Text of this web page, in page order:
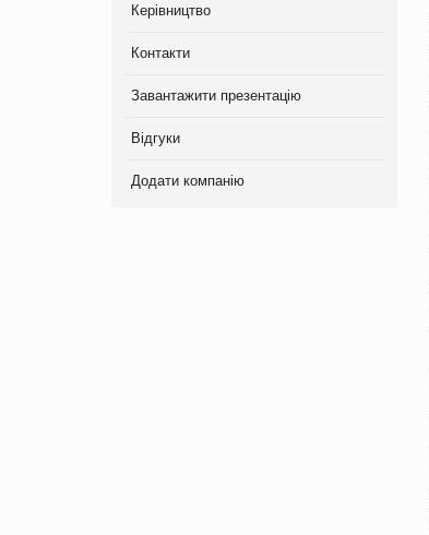
Керівництво
Контакти
Завантажити презентацію
Відгуки
Додати компанію